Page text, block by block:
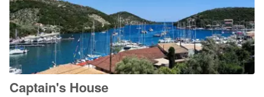
Captain's House